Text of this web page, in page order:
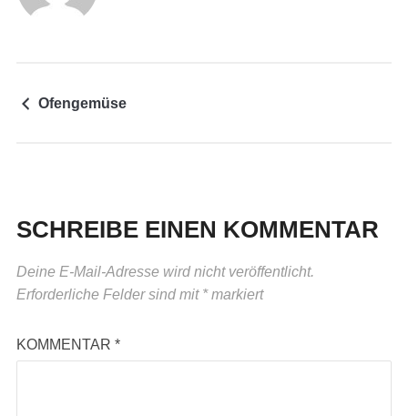
Ofengemüse
SCHREIBE EINEN KOMMENTAR
Deine E-Mail-Adresse wird nicht veröffentlicht.
Erforderliche Felder sind mit *markiert
KOMMENTAR *